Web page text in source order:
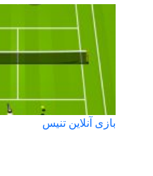
بازی آنلاین تنیس